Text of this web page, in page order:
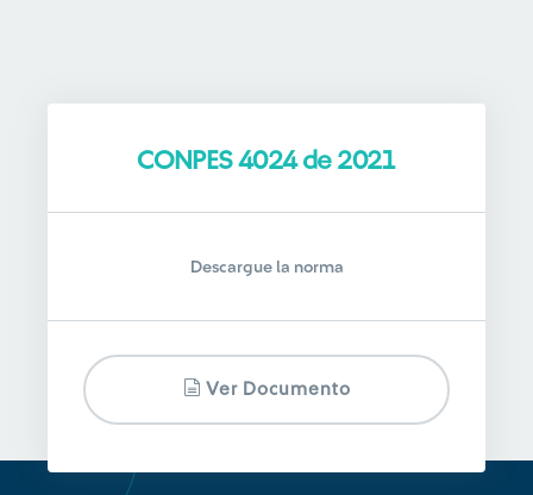
CONPES 4024 de 2021
Descargue la norma
Ver Documento